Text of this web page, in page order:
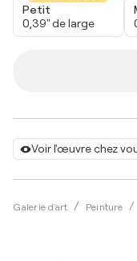
Voir l'œuvre chez
Galerie d'art Peinture
Petit
0,39" de large